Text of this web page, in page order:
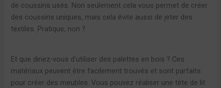
de coussins usés. Non seulement cela vous permet de créer
des coussins uniques, mais cela évite aussi de jeter des
textiles. Pratique, non ?
Et que diriez-vous d’utiliser des palettes en bois ? Ces
matériaux peuvent être facilement trouvés et sont parfaits
pour créer des meubles. Vous pouvez réaliser une tête de lit